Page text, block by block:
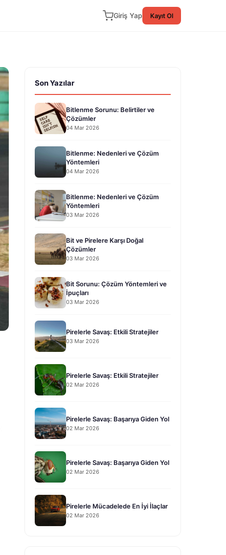
Giriş Yap Kayıt Ol
Son Yazılar
Bitlenme Sorunu: Belirtiler ve
Çözümler
04 Mar 2026
Bitlenme: Nedenleri ve Çözüm
Yöntemleri
04 Mar 2026
Bitlenme: Nedenleri ve Çözüm
Yöntemleri
03 Mar 2026
Bit ve Pirelere Karşı Doğal
Çözümler
03 Mar 2026
Bit Sorunu: Çözüm Yöntemleri ve
İpuçları
03 Mar 2026
Pirelerle Savaş: Etkili Stratejiler
03 Mar 2026
Pirelerle Savaş: Etkili Stratejiler
02 Mar 2026
Pirelerle Savaş: Başarıya Giden Yol
02 Mar 2026
Pirelerle Savaş: Başarıya Giden Yol
02 Mar 2026
Pirelerle Mücadelede En İyi İlaçlar
02 Mar 2026